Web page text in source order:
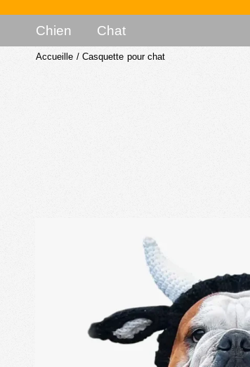
Chien
Chat
Accueille / Casquette pour chat